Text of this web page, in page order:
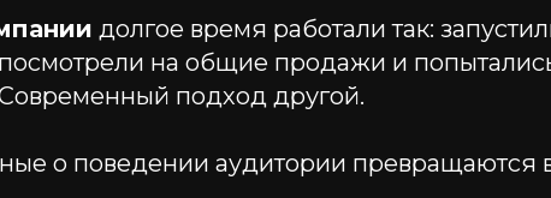
долгое время работали так:
на общие продажи и попытались
подход другой.
о поведении аудитории превращаются